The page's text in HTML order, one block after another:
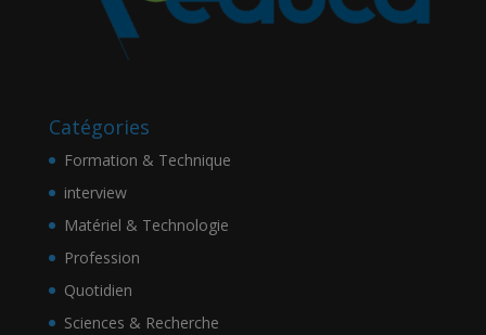
Catégories
Formation & Technique
interview
Matériel & Technologie
Profession
Quotidien
Sciences & Recherche